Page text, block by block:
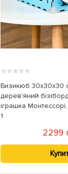
★★★★★
Бизикюб 30x30x30
дерев'яний
іграшка
1
2299